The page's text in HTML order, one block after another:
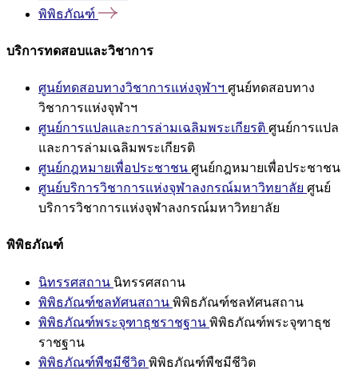
พิพิธภัณฑ์
บริการทดสอบและวิชาการ
ศูนย์ทดสอบทางวิชาการแห่งจุฬาฯ ศูนย์ทดสอบทาง
วิชาการแห่งจุฬาฯ
ศูนย์การแปลและการล่ามเฉลิมพระเกียรติ ศูนย์การแปล
และการล่ามเฉลิมพระเกียรติ
ศูนย์กฎหมายเพื่อประชาชน ศูนย์กฎหมายเพื่อประชาชน
ศูนย์บริการวิชาการแห่งจุฬาลงกรณ์มหาวิทยาลัย ศูนย์
บริการวิชาการแห่งจุฬาลงกรณ์มหาวิทยาลัย
พิพิธภัณฑ์
นิทรรศสถาน นิทรรศสถาน
พิพิธภัณฑ์ชลทัศนสถาน พิพิธภัณฑ์ชลทัศนสถาน
พิพิธภัณฑ์พระจุฑาธุชราชฐาน พิพิธภัณฑ์พระจุฑาธุช
ราชฐาน
พิพิธภัณฑ์พืชมีชีวิต พิพิธภัณฑ์พืชมีชีวิต